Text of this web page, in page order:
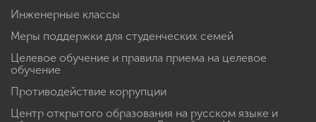
Инженерные классы
Меры поддержки для студенческих семей
Целевое обучение и правила приема на целевое
обучение
Противодействие коррупции
Центр открытого образования на русском языке и